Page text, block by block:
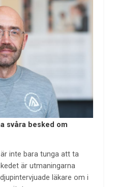
svåra besked om
inte bara tunga att ta
är utmaningarna
läkare om i